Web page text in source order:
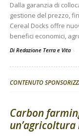
Dalla garanzia di
gestione del prezzo,
Cereal Docks offre
benefici economici,
Di Redazione Terra e Vita -
CONTENUTO
Carbon